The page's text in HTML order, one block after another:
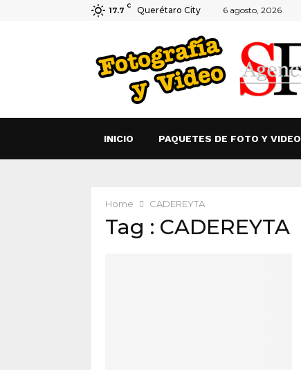
17.7 C Querétaro City 6 agosto, 2026
INICIO PAQUETES DE FOTO Y VIDEO
Home CADEREYTA
Tag : CADEREYTA